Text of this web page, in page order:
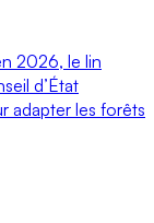
2026, le lin
d’État
adapter les forêts